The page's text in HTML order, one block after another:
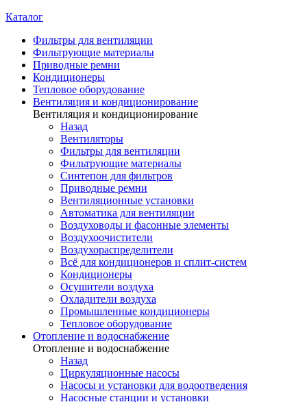
Каталог
Фильтры для вентиляции
Фильтрующие материалы
Приводные ремни
Кондиционеры
Тепловое оборудование
Вентиляция и кондиционирование
Вентиляция и кондиционирование
Назад
Вентиляторы
Фильтры для вентиляции
Фильтрующие материалы
Синтепон для фильтров
Приводные ремни
Вентиляционные установки
Автоматика для вентиляции
Воздуховоды и фасонные элементы
Воздухоочистители
Воздухораспределители
Всё для кондиционеров и сплит-систем
Кондиционеры
Осушители воздуха
Охладители воздуха
Промышленные кондиционеры
Тепловое оборудование
Отопление и водоснабжение
Отопление и водоснабжение
Назад
Циркуляционные насосы
Насосы и установки для водоотведения
Насосные станции и установки